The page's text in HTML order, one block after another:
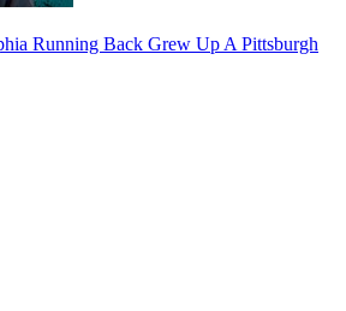
Running Back Grew Up A Pittsburgh